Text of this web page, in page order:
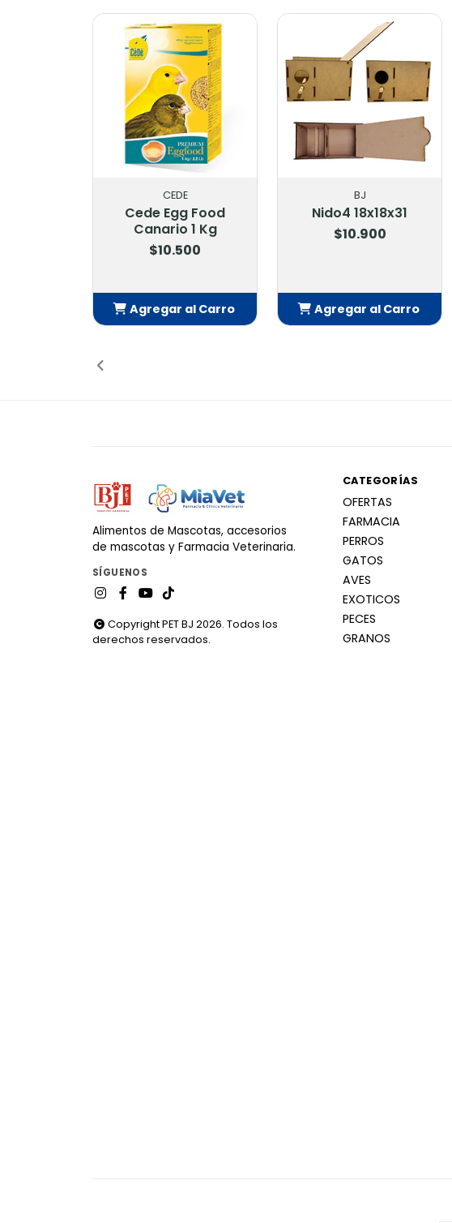
CEDE
Cede Egg Food
Canario 1 Kg
$10.500
Agregar al Carro
BJ
Nido4 18x18x31
$10.900
Agregar al Carro
Alimentos de Mascotas, accesorios
de mascotas y Farmacia Veterinaria.
SÍGUENOS
Copyright PET BJ 2026. Todos los
derechos reservados.
CATEGORÍAS
OFERTAS
FARMACIA
PERROS
GATOS
AVES
EXOTICOS
PECES
GRANOS